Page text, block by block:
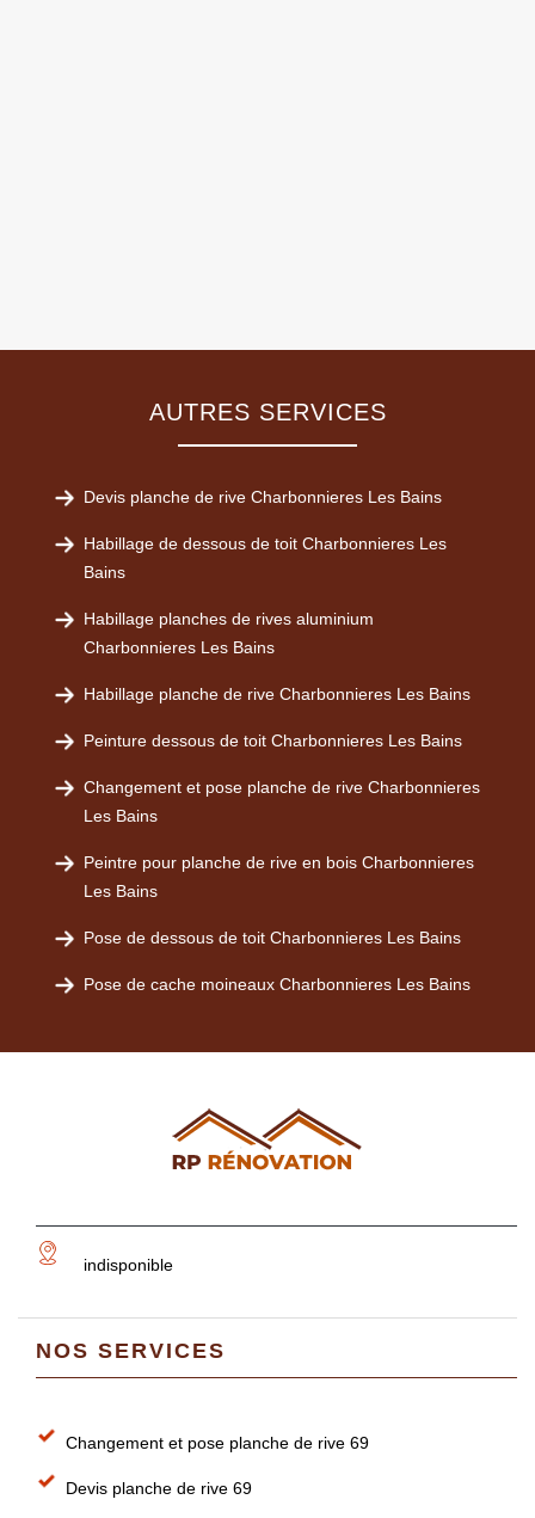
AUTRES SERVICES
Devis planche de rive Charbonnieres Les Bains
Habillage de dessous de toit Charbonnieres Les
Bains
Habillage planches de rives aluminium
Charbonnieres Les Bains
Habillage planche de rive Charbonnieres Les Bains
Peinture dessous de toit Charbonnieres Les Bains
Changement et pose planche de rive Charbonnieres
Les Bains
Peintre pour planche de rive en bois Charbonnieres
Les Bains
Pose de dessous de toit Charbonnieres Les Bains
Pose de cache moineaux Charbonnieres Les Bains
indisponible
NOS SERVICES
Changement et pose planche de rive 69
Devis planche de rive 69